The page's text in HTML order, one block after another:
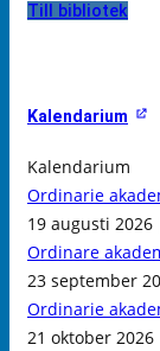
Till bibliotek
Kalendarium
Kalendarium
Ordinarie
19 augusti
Ordinare
23 september
Ordinarie
21 oktober